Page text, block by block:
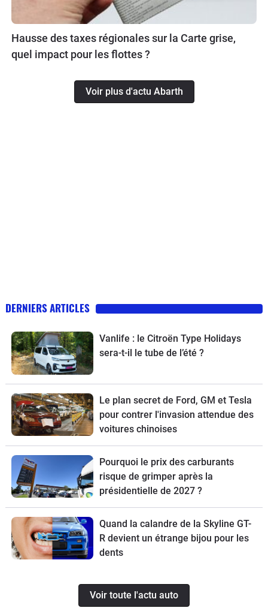
Hausse des taxes régionales sur la Carte grise,
quel impact pour les flottes ?
Voir plus d'actu Abarth
DERNIERS ARTICLES
Vanlife : le Citroën Type Holidays
sera-t-il le tube de l’été ?
Le plan secret de Ford, GM et Tesla
pour contrer l'invasion attendue des
voitures chinoises
Pourquoi le prix des carburants
risque de grimper après la
présidentielle de 2027 ?
Quand la calandre de la Skyline GT-
R devient un étrange bijou pour les
dents
Voir toute l'actu auto